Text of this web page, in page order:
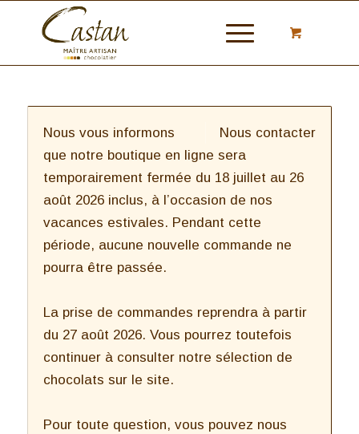
Nous contacter
Nous vous informons
que notre boutique en ligne sera
temporairement fermée du 18 juillet au 26
août 2026 inclus, à l’occasion de nos
vacances estivales. Pendant cette
période, aucune nouvelle commande ne
pourra être passée.
La prise de commandes reprendra à partir
du 27 août 2026. Vous pourrez toutefois
continuer à consulter notre sélection de
chocolats sur le site.
Pour toute question, vous pouvez nous